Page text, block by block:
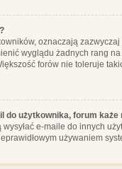
oznaczają
wyglądu żadnych rang
forów nie toleruje
do użytkownika, forum
e-maile do innych
używaniem